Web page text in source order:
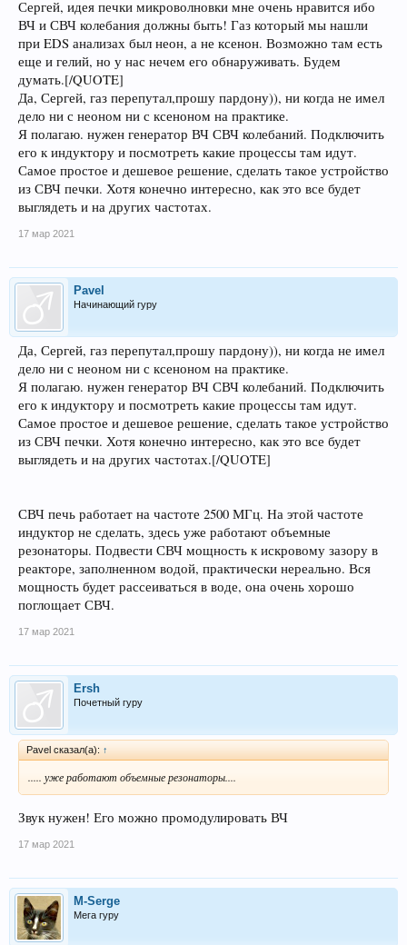
Сергей, идея печки микроволновки мне очень нравится ибо
ВЧ и СВЧ колебания должны быть! Газ который мы нашли
при EDS анализах был неон, а не ксенон. Возможно там есть
еще и гелий, но у нас нечем его обнаруживать. Будем
думать.[/QUOTE]
Да, Сергей, газ перепутал,прошу пардону)), ни когда не имел
дело ни с неоном ни с ксеноном на практике.
Я полагаю. нужен генератор ВЧ СВЧ колебаний. Подключить
его к индуктору и посмотреть какие процессы там идут.
Самое простое и дешевое решение, сделать такое устройство
из СВЧ печки. Хотя конечно интересно, как это все будет
выглядеть и на других частотах.
17 мар 2021
Pavel
Начинающий гуру
Да, Сергей, газ перепутал,прошу пардону)), ни когда не имел
дело ни с неоном ни с ксеноном на практике.
Я полагаю. нужен генератор ВЧ СВЧ колебаний. Подключить
его к индуктору и посмотреть какие процессы там идут.
Самое простое и дешевое решение, сделать такое устройство
из СВЧ печки. Хотя конечно интересно, как это все будет
выглядеть и на других частотах.[/QUOTE]
СВЧ печь работает на частоте 2500 МГц. На этой частоте
индуктор не сделать, здесь уже работают объемные
резонаторы. Подвести СВЧ мощность к искровому зазору в
реакторе, заполненном водой, практически нереально. Вся
мощность будет рассеиваться в воде, она очень хорошо
поглощает СВЧ.
17 мар 2021
Ersh
Почетный гуру
Pavel сказал(а): ↑
..... уже работают объемные резонаторы....
Звук нужен! Его можно промодулировать ВЧ
17 мар 2021
M-Serge
Мега гуру